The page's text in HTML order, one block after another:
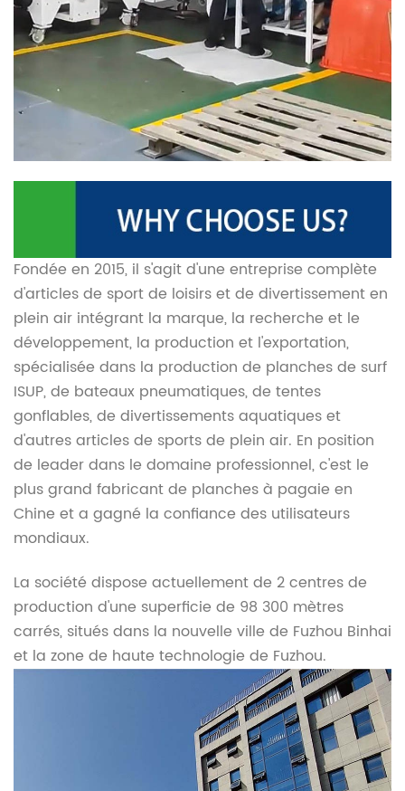
Fondée en 2015, il s'agit d'une entreprise complète
d'articles de sport de loisirs et de divertissement en
plein air intégrant la marque, la recherche et le
développement, la production et l'exportation,
spécialisée dans la production de planches de surf
ISUP, de bateaux pneumatiques, de tentes
gonflables, de divertissements aquatiques et
d'autres articles de sports de plein air. En position
de leader dans le domaine professionnel, c'est le
plus grand fabricant de planches à pagaie en
Chine et a gagné la confiance des utilisateurs
mondiaux.
La société dispose actuellement de 2 centres de
production d'une superficie de 98 300 mètres
carrés, situés dans la nouvelle ville de Fuzhou Binhai
et la zone de haute technologie de Fuzhou.